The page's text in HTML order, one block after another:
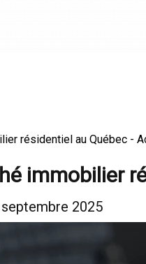
résidentiel au Québec -
immobilier
2025